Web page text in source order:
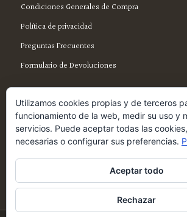
Condiciones Generales de Compra
Política de privacidad
Preguntas Frecuentes
Formulario de Devoluciones
SÍGUENOS EN FACEBOOK
Utilizamos cookies propias y de terceros
funcionamiento de la web, medir su uso y
servicios. Puede aceptar todas las
necesarias o configurar sus preferencias.
Aceptar todo
Rechazar